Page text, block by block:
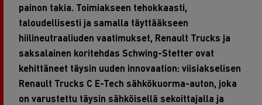
painon takia. Toimiakseen tehokkaasti,
taloudellisesti ja samalla täyttääkseen
hiilineutraaliuden vaatimukset, Renault Trucks ja
saksalainen koritehdas Schwing-Stetter ovat
kehittäneet täysin uuden innovaation: viisiakselisen
Renault Trucks C E-Tech sähkökuorma-auton, joka
on varustettu täysin sähköisellä sekoittajalla ja